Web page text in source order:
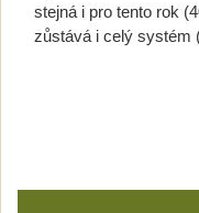
stejná i pro tento rok
zůstává i celý systém